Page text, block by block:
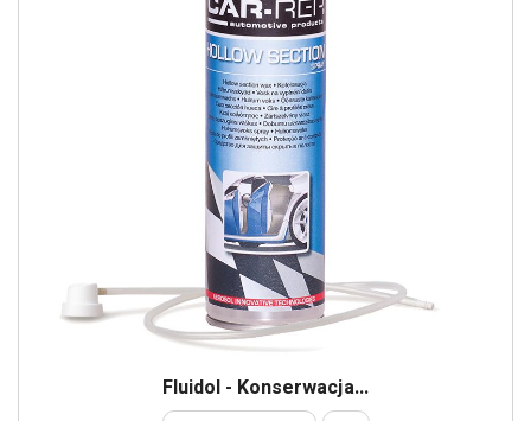
Fluidol - Konserwacja...